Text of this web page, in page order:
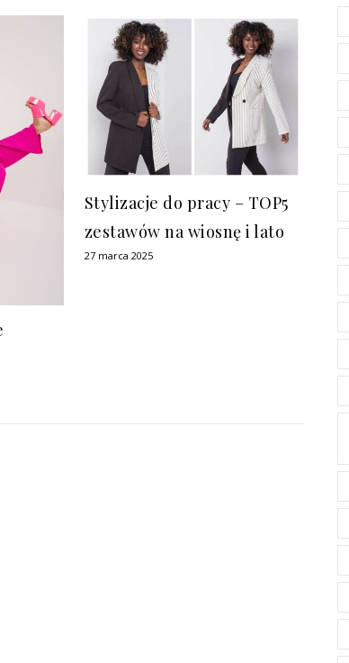
Stylizacje do pracy – TOP5
zestawów na wiosnę i lato
27 marca 2025